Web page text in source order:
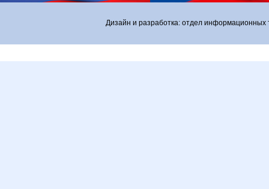
Дизайн и разработка: отдел информационных